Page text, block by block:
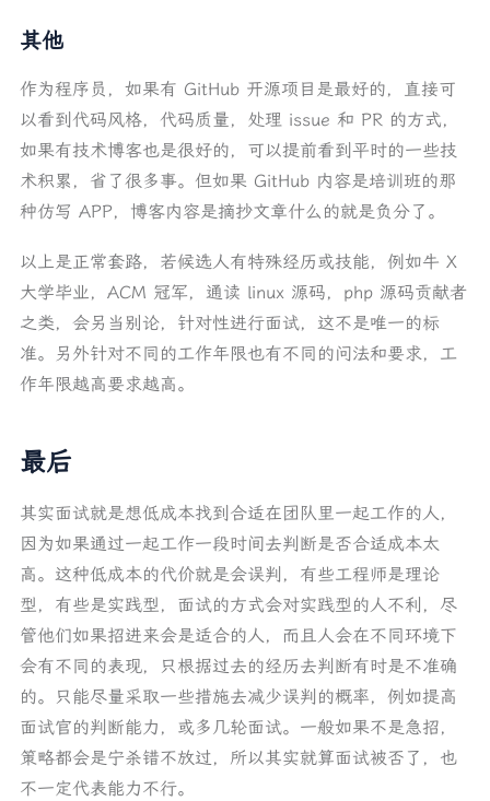
其他
作为程序员，如果有 GitHub 开源项目是最好的，直接可
以看到代码风格，代码质量，处理 issue 和 PR 的方式，
如果有技术博客也是很好的，可以提前看到平时的一些技
术积累，省了很多事。但如果 GitHub 内容是培训班的那
种仿写 APP，博客内容是摘抄文章什么的就是负分了。
以上是正常套路，若候选人有特殊经历或技能，例如牛 X
大学毕业，ACM 冠军，通读 linux 源码，php 源码贡献者
之类，会另当别论，针对性进行面试，这不是唯一的标
准。另外针对不同的工作年限也有不同的问法和要求，工
作年限越高要求越高。
最后
其实面试就是想低成本找到合适在团队里一起工作的人，
因为如果通过一起工作一段时间去判断是否合适成本太
高。这种低成本的代价就是会误判，有些工程师是理论
型，有些是实践型，面试的方式会对实践型的人不利，尽
管他们如果招进来会是适合的人，而且人会在不同环境下
会有不同的表现，只根据过去的经历去判断有时是不准确
的。只能尽量采取一些措施去减少误判的概率，例如提高
面试官的判断能力，或多几轮面试。一般如果不是急招，
策略都会是宁杀错不放过，所以其实就算面试被否了，也
不一定代表能力不行。